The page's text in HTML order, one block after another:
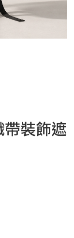
帶裝飾遮